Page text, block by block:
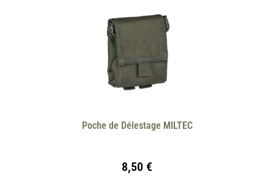
Poche de Délestage MILTEC
8,50 €